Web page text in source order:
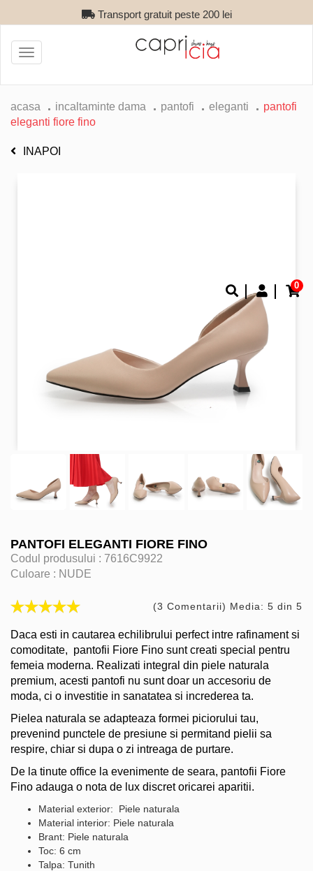
Transport gratuit peste 200 lei
0
Toggle
navigation
acasa incaltaminte dama pantofi eleganti
pantofi
eleganti fiore fino
INAPOI
PANTOFI ELEGANTI FIORE FINO
Codul produsului : 7616C9922
Culoare : NUDE
(3 Comentarii) Media: 5 din 5
Daca esti in cautarea echilibrului perfect intre rafinament si
comoditate, pantofii Fiore Fino sunt creati special pentru
femeia moderna. Realizati integral din piele naturala
premium, acesti pantofi nu sunt doar un accesoriu de
moda, ci o investitie in sanatatea si increderea ta.
Pielea naturala se adapteaza formei piciorului tau,
prevenind punctele de presiune si permitand pielii sa
respire, chiar si dupa o zi intreaga de purtare.
De la tinute office la evenimente de seara, pantofii Fiore
Fino adauga o nota de lux discret oricarei aparitii.
Material exterior: Piele naturala
Material interior: Piele naturala
Brant: Piele naturala
Toc: 6 cm
Talpa: Tunith